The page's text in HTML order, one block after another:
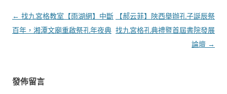
文
章
← 找九宮格教室【雨湖網】中斷
百年，湘潭文廟重啟祭孔年夜典
【郝云菲】陜西舉辦孔子誕辰祭
找九宮格孔典禮暨首屆書院發展
論壇 →
發佈留言